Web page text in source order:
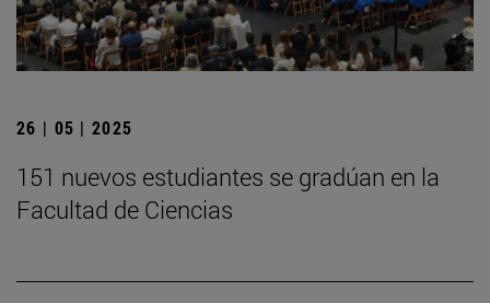
26 | 05 | 2025
151 nuevos estudiantes se gradúan en la
Facultad de Ciencias